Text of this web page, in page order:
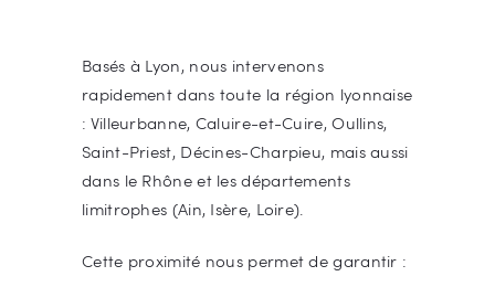
Basés à Lyon, nous intervenons
rapidement dans toute la région lyonnaise
: Villeurbanne, Caluire-et-Cuire, Oullins,
Saint-Priest, Décines-Charpieu, mais aussi
dans le Rhône et les départements
limitrophes (Ain, Isère, Loire).
Cette proximité nous permet de garantir :